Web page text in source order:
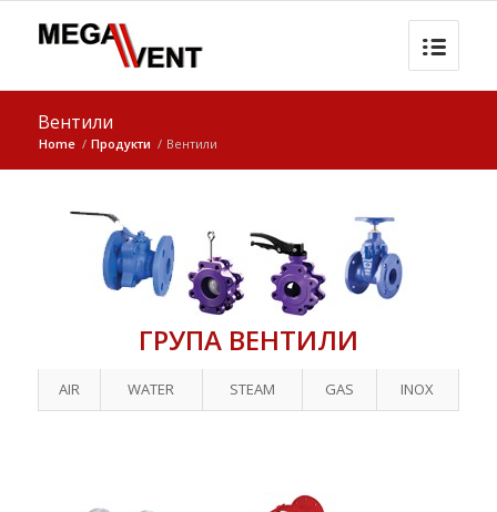
Вентили
Home / Продукти / Вентили
ГРУПА ВЕНТИЛИ
AIR WATER STEAM GAS INOX